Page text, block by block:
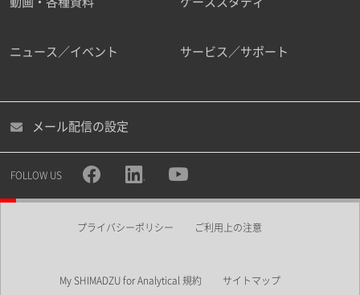
職種
所属部署
ニュース／イベント サービス／サポート
メール配信の設定
FOLLOW US
プライバシーポリシー ご利用上の注意
My SHIMADZU for Analytical 規約 サイトマップ